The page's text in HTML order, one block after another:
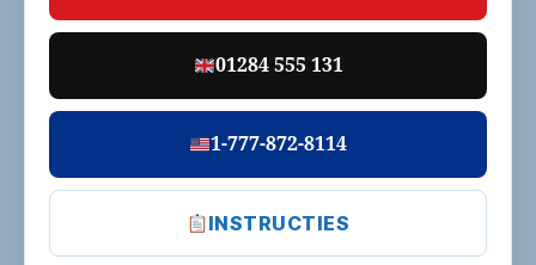
01284 555 131
1-777-872-8114
INSTRUCTIES